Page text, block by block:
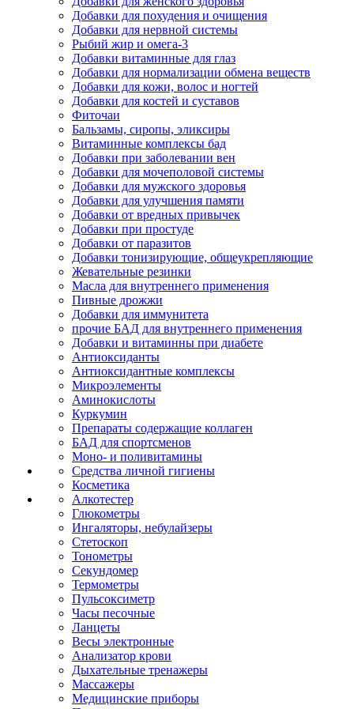
Добавки для похудения и очищения
Добавки для нервной системы
Рыбий жир и омега-3
Добавки витаминные для глаз
Добавки для нормализации обмена веществ
Добавки для кожи, волос и ногтей
Добавки для костей и суставов
Фиточаи
Бальзамы, сиропы, эликсиры
Витаминные комплексы бад
Добавки при заболевании вен
Добавки для мочеполовой системы
Добавки для мужского здоровья
Добавки для улучшения памяти
Добавки от вредных привычек
Добавки при простуде
Добавки от паразитов
Добавки тонизирующие, общеукрепляющие
Жевательные резинки
Масла для внутреннего применения
Пивные дрожжи
Добавки для иммунитета
прочие БАД для внутреннего применения
Добавки и витаминны при диабете
Антиоксиданты
Антиоксидантные комплексы
Микроэлементы
Аминокислоты
Куркумин
Препараты содержащие коллаген
БАД для спортсменов
Моно- и поливитамины
Средства личной гигиены
Косметика
Алкотестер
Глюкометры
Ингаляторы, небулайзеры
Стетоскоп
Тонометры
Секундомер
Термометры
Пульсоксиметр
Часы песочные
Ланцеты
Весы электронные
Анализатор крови
Дыхательные тренажеры
Массажеры
Медицинские приборы